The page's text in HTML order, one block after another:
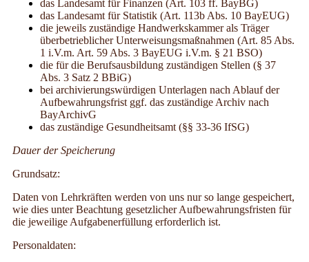
das Landesamt für Finanzen (Art. 103 ff. BayBG)
das Landesamt für Statistik (Art. 113b Abs. 10 BayEUG)
die jeweils zuständige Handwerkskammer als Träger
überbetrieblicher Unterweisungsmaßnahmen (Art. 85 Abs.
1 i.V.m. Art. 59 Abs. 3 BayEUG i.V.m. § 21 BSO)
die für die Berufsausbildung zuständigen Stellen (§ 37
Abs. 3 Satz 2 BBiG)
bei archivierungswürdigen Unterlagen nach Ablauf der
Aufbewahrungsfrist ggf. das zuständige Archiv nach
BayArchivG
das zuständige Gesundheitsamt (§§ 33-36 IfSG)
Dauer der Speicherung
Grundsatz:
Daten von Lehrkräften werden von uns nur so lange gespeichert,
wie dies unter Beachtung gesetzlicher Aufbewahrungsfristen für
die jeweilige Aufgabenerfüllung erforderlich ist.
Personaldaten: